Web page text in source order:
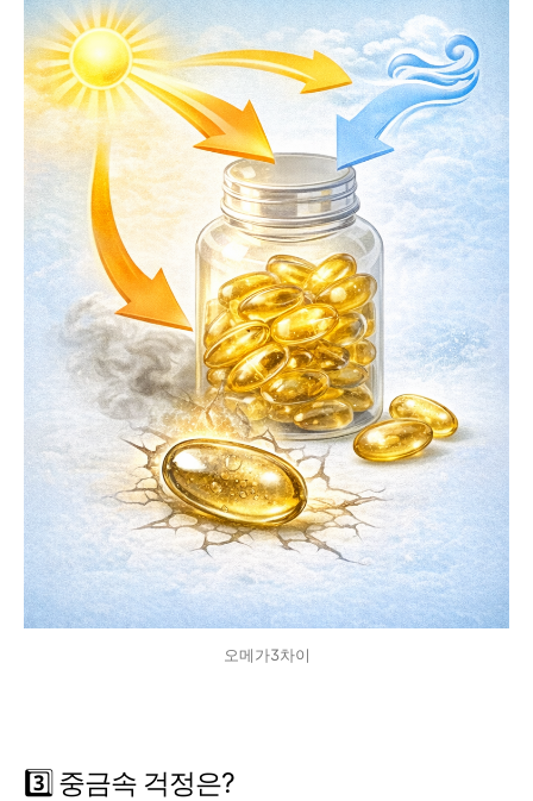
오메가3차이
3️⃣ 중금속 걱정은?